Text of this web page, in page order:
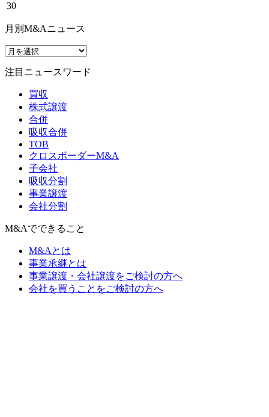
30
月別M&Aニュース
注目ニュースワード
買収
株式譲渡
合併
吸収合併
TOB
クロスボーダーM&A
子会社
吸収分割
事業譲渡
会社分割
M&Aでできること
M&Aとは
事業承継とは
事業譲渡・会社譲渡をご検討の方へ
会社を買うことをご検討の方へ